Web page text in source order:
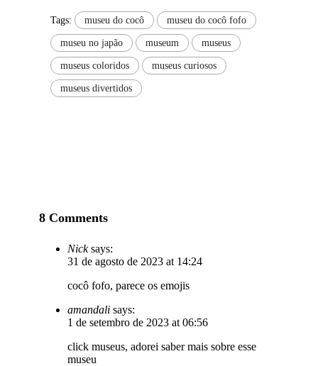
Tags: museu do cocô museu do cocô fofo
museu no japão museum museus
museus coloridos museus curiosos
museus divertidos
8 Comments
Nick says:
31 de agosto de 2023 at 14:24
cocô fofo, parece os emojis
amandali says:
1 de setembro de 2023 at 06:56
click museus, adorei saber mais sobre esse
museu